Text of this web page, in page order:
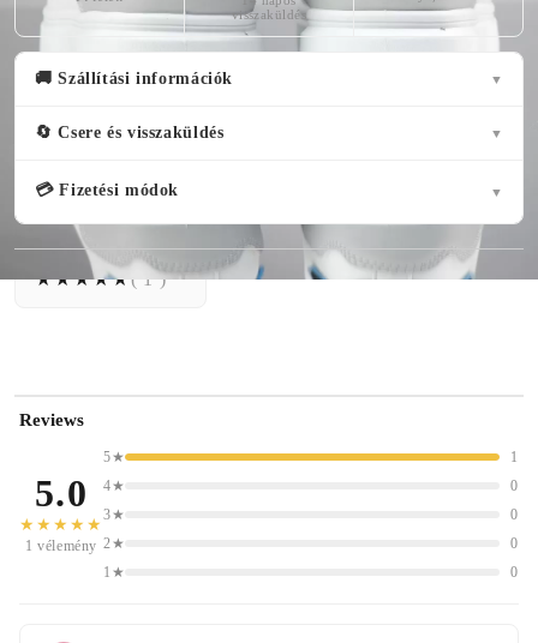
visszaküldés
🚚 Szállítási információk ▼
🔄 Csere és visszaküldés ▼
💳 Fizetési módok ▼
( 1 )
Reviews
5.0
★★★★★
1 vélemény
5★
1
4★
0
3★
0
2★
0
1★
0